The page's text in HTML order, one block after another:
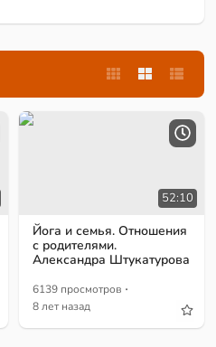
52:10
Йога и семья. Отношения
с родителями.
Александра Штукатурова
6139 просмотров ·
8 лет назад